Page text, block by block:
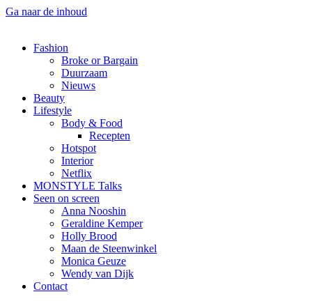
Ga naar de inhoud
Fashion
Broke or Bargain
Duurzaam
Nieuws
Beauty
Lifestyle
Body & Food
Recepten
Hotspot
Interior
Netflix
MONSTYLE Talks
Seen on screen
Anna Nooshin
Geraldine Kemper
Holly Brood
Maan de Steenwinkel
Monica Geuze
Wendy van Dijk
Contact